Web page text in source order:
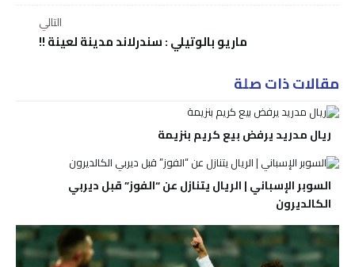
التالي
ماريو بالوتيلي : سندرلاند مدينة لعينة !!
مقالات ذات صلة
ريال مدريد يرفض بيع كريم بنزيمة
السوبر الإسباني | الريال يتنازل عن “الفوز” قبل ديربي
الكالديرون